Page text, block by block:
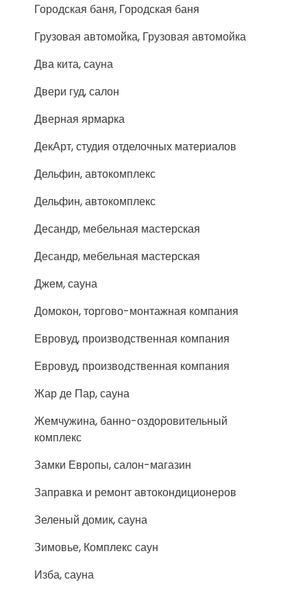
Городская баня, Городская баня
Грузовая автомойка, Грузовая автомойка
Два кита, сауна
Двери гуд, салон
Дверная ярмарка
ДекАрт, студия отделочных материалов
Дельфин, автокомплекс
Дельфин, автокомплекс
Десандр, мебельная мастерская
Десандр, мебельная мастерская
Джем, сауна
Домокон, торгово-монтажная компания
Евровуд, производственная компания
Евровуд, производственная компания
Жар де Пар, сауна
Жемчужина, банно-оздоровительный
комплекс
Замки Европы, салон-магазин
Заправка и ремонт автокондиционеров
Зеленый домик, сауна
Зимовье, Комплекс саун
Изба, сауна